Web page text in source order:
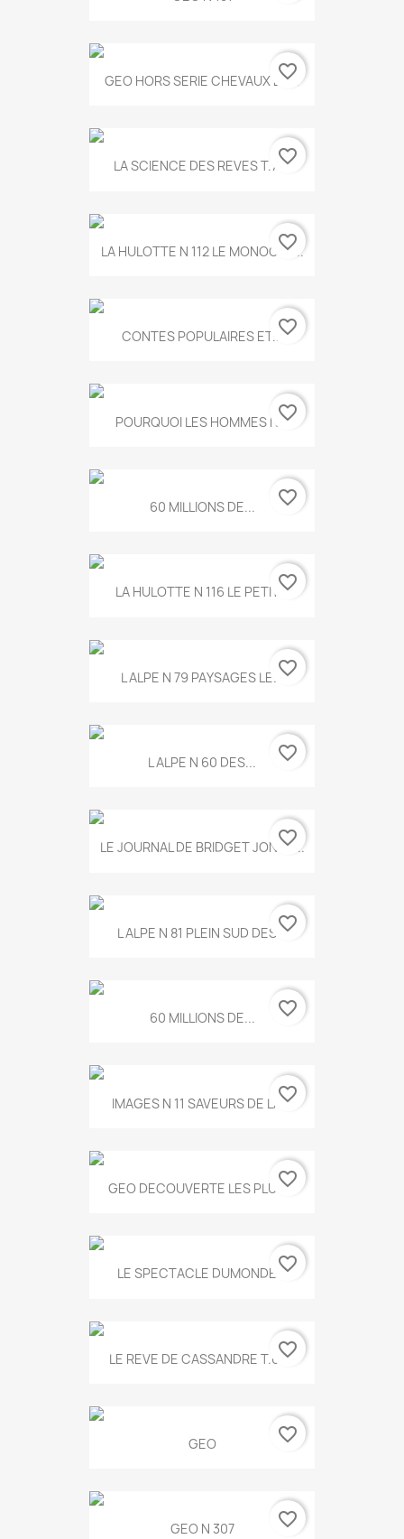
GEO HORS SERIE CHEVAUX ET...
favorite_border
LA SCIENCE DES REVES T.787
favorite_border
LA HULOTTE N 112 LE MONOCLE...
favorite_border
CONTES POPULAIRES ET...favorite_border
POURQUOI LES HOMMES N...favorite_border
60 MILLIONS DE... favorite_border
LA HULOTTE N 116 LE PETIT...favorite_border
L ALPE N 79 PAYSAGES LE...favorite_border
L ALPE N 60 DES... favorite_border
LE JOURNAL DE BRIDGET JONES...
favorite_border
L ALPE N 81 PLEIN SUD DES...favorite_border
60 MILLIONS DE... favorite_border
IMAGES N 11 SAVEURS DE LA...
favorite_border
GEO DECOUVERTE LES PLUS...
favorite_border
LE SPECTACLE DUMONDE...favorite_border
LE REVE DE CASSANDRE T.634
favorite_border
GEO favorite_border
GEO N 307 favorite_border